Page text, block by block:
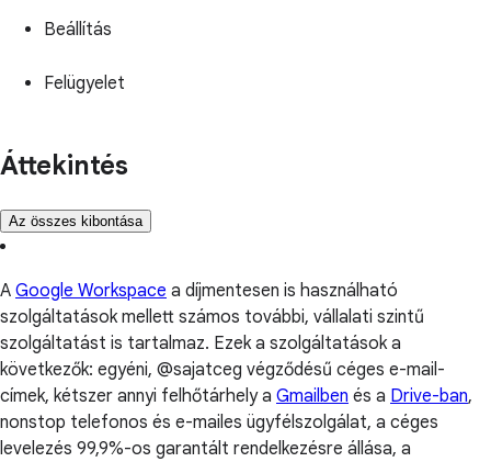
Beállítás
Felügyelet
Áttekintés
Az összes kibontása
A Google Workspace a díjmentesen is használható
szolgáltatások mellett számos további, vállalati szintű
szolgáltatást is tartalmaz. Ezek a szolgáltatások a
következők: egyéni, @sajatceg végződésű céges e-mail-
címek, kétszer annyi felhőtárhely a Gmailben és a Drive-ban,
nonstop telefonos és e-mailes ügyfélszolgálat, a céges
levelezés 99,9%-os garantált rendelkezésre állása, a